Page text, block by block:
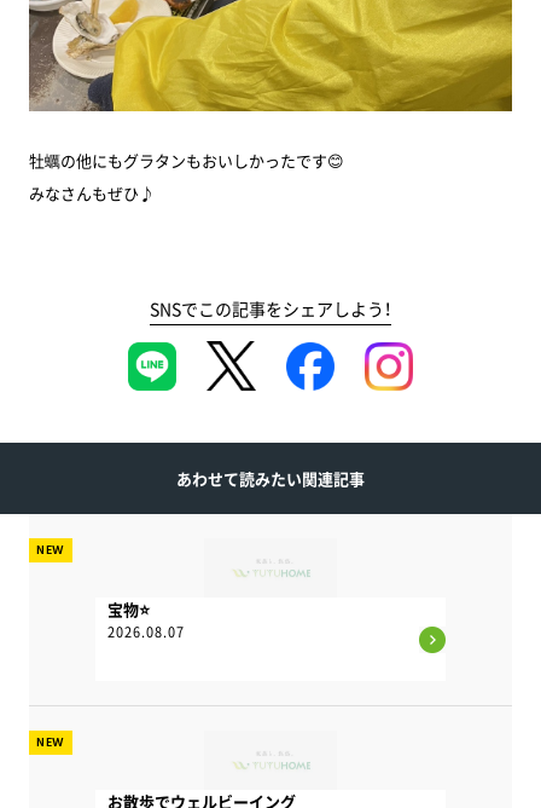
牡蠣の他にもグラタンもおいしかったです😊
みなさんもぜひ♪
SNSでこの記事をシェアしよう！
あわせて読みたい関連記事
宝物⭐
2026.08.07
NEW
お散歩でウェルビーイング
NEW